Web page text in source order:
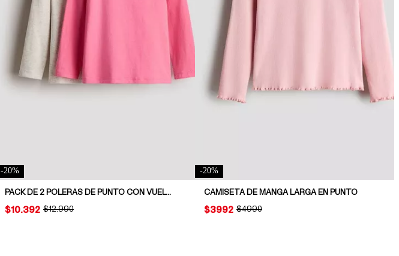
-20%
PACK DE 2 POLERAS DE PUNTO CON VUELOS
ORIGINAL PRICE:
$12.990
PRICE:
$10.392
-20%
CAMISETA DE MANGA LARGA EN PUNTO
ORIGINAL PRICE:
$4990
PRICE:
$3992